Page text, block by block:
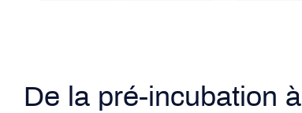
De la pré-incubation à